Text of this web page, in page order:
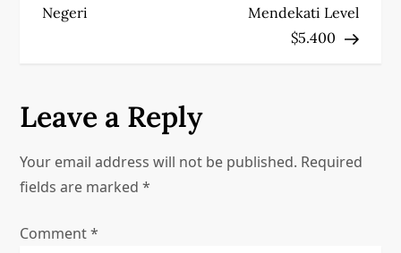
a
v
i
g
Negeri
Mendekati Level
$5.400
Leave a Reply
Your email address will not be published. Required
fields are marked*
Comment*